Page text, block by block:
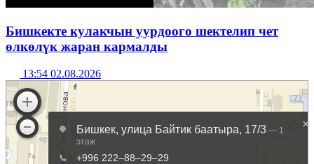
Бишкекте кулакчын уурдоого шектелип чет
өлкөлүк жаран кармалды
13:54 02.08.2026